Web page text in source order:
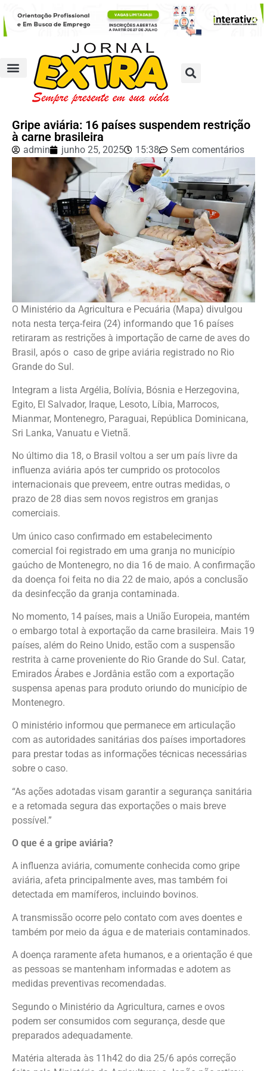
Gripe aviária: 16 países suspendem restrição
à carne brasileira
admin junho 25, 2025 15:38 Sem comentários
O Ministério da Agricultura e Pecuária (Mapa) divulgou
nota nesta terça-feira (24) informando que 16 países
retiraram as restrições à importação de carne de aves do
Brasil, após o caso de gripe aviária registrado no Rio
Grande do Sul.
Integram a lista Argélia, Bolívia, Bósnia e Herzegovina,
Egito, El Salvador, Iraque, Lesoto, Líbia, Marrocos,
Mianmar, Montenegro, Paraguai, República Dominicana,
Sri Lanka, Vanuatu e Vietnã.
No último dia 18, o Brasil voltou a ser um país livre da
influenza aviária após ter cumprido os protocolos
internacionais que preveem, entre outras medidas, o
prazo de 28 dias sem novos registros em granjas
comerciais.
Um único caso confirmado em estabelecimento
comercial foi registrado em uma granja no município
gaúcho de Montenegro, no dia 16 de maio. A confirmação
da doença foi feita no dia 22 de maio, após a conclusão
da desinfecção da granja contaminada.
No momento, 14 países, mais a União Europeia, mantém
o embargo total à exportação da carne brasileira. Mais 19
países, além do Reino Unido, estão com a suspensão
restrita à carne proveniente do Rio Grande do Sul. Catar,
Emirados Árabes e Jordânia estão com a exportação
suspensa apenas para produto oriundo do município de
Montenegro.
O ministério informou que permanece em articulação
com as autoridades sanitárias dos países importadores
para prestar todas as informações técnicas necessárias
sobre o caso.
“As ações adotadas visam garantir a segurança sanitária
e a retomada segura das exportações o mais breve
possível.”
O que é a gripe aviária?
A influenza aviária, comumente conhecida como gripe
aviária, afeta principalmente aves, mas também foi
detectada em mamíferos, incluindo bovinos.
A transmissão ocorre pelo contato com aves doentes e
também por meio da água e de materiais contaminados.
A doença raramente afeta humanos, e a orientação é que
as pessoas se mantenham informadas e adotem as
medidas preventivas recomendadas.
Segundo o Ministério da Agricultura, carnes e ovos
podem ser consumidos com segurança, desde que
preparados adequadamente.
Matéria alterada às 11h42 do dia 25/6 após correção